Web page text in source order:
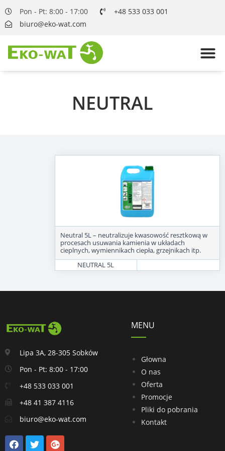
Pon - Pt: 8:00 - 17:00
+48 533 033 001
biuro@eko-wat.com
NEUTRAL
Neutral 5L – neutralizuje kwasowość resztkową w
procesach usuwania kamienia w układach
cieplnych, wymiennikach ciepła, grzejnikach itp.
NEUTRAL 5L
Lipa 3A, 28-305 Sobków
Pon - Pt: 8:00 - 17:00
+48 533 033 001
+48 41 387 4116
biuro@eko-wat.com
MENU
Głowna
O nas
Oferta
Promocje
Pliki do pobrania
Kontakt